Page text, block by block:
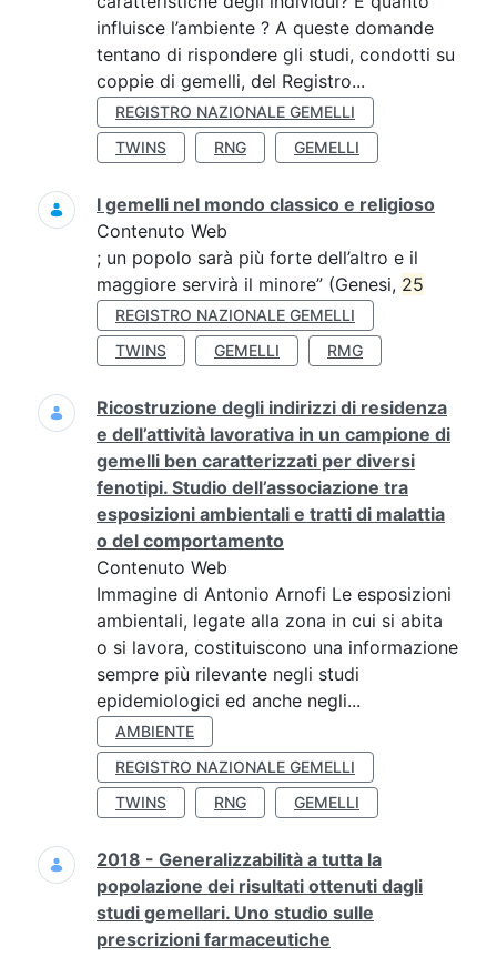
influisce l’ambiente ? A queste domande
tentano di rispondere gli studi, condotti su
coppie di gemelli, del Registro...
REGISTRO NAZIONALE GEMELLI
TWINS
RNG GEMELLI
I gemelli nel mondo classico e religioso
Contenuto Web
; un popolo sarà più forte dell’altro e il
maggiore servirà il minore” (Genesi, 25
REGISTRO NAZIONALE GEMELLI
TWINS
GEMELLI RMG
Ricostruzione degli indirizzi di residenza
e dell’attività lavorativa in un campione di
gemelli ben caratterizzati per diversi
fenotipi. Studio dell’associazione tra
esposizioni ambientali e tratti di malattia
o del comportamento
Contenuto Web
Immagine di Antonio Arnofi Le esposizioni
ambientali, legate alla zona in cui si abita
o si lavora, costituiscono una informazione
sempre più rilevante negli studi
epidemiologici ed anche negli...
AMBIENTE
REGISTRO NAZIONALE GEMELLI
TWINS
RNG GEMELLI
2018 - Generalizzabilità a tutta la
popolazione dei risultati ottenuti dagli
studi gemellari. Uno studio sulle
prescrizioni farmaceutiche